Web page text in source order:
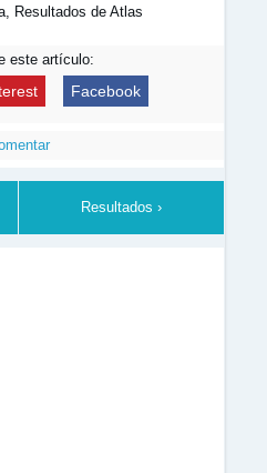
Resultados de Atlas
este artículo:
Facebook
Resultados ›